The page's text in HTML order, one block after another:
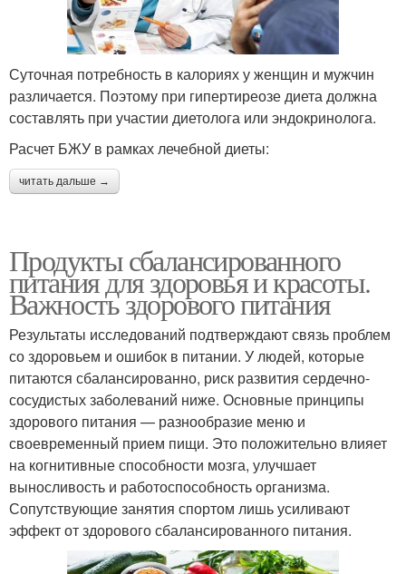
Суточная потребность в калориях у женщин и мужчин
различается. Поэтому при гипертиреозе диета должна
составлять при участии диетолога или эндокринолога.
Расчет БЖУ в рамках лечебной диеты:
читать дальше →
Продукты сбалансированного
питания для здоровья и красоты.
Важность здорового питания
Результаты исследований подтверждают связь проблем
со здоровьем и ошибок в питании. У людей, которые
питаются сбалансированно, риск развития сердечно-
сосудистых заболеваний ниже. Основные принципы
здорового питания — разнообразие меню и
своевременный прием пищи. Это положительно влияет
на когнитивные способности мозга, улучшает
выносливость и работоспособность организма.
Сопутствующие занятия спортом лишь усиливают
эффект от здорового сбалансированного питания.